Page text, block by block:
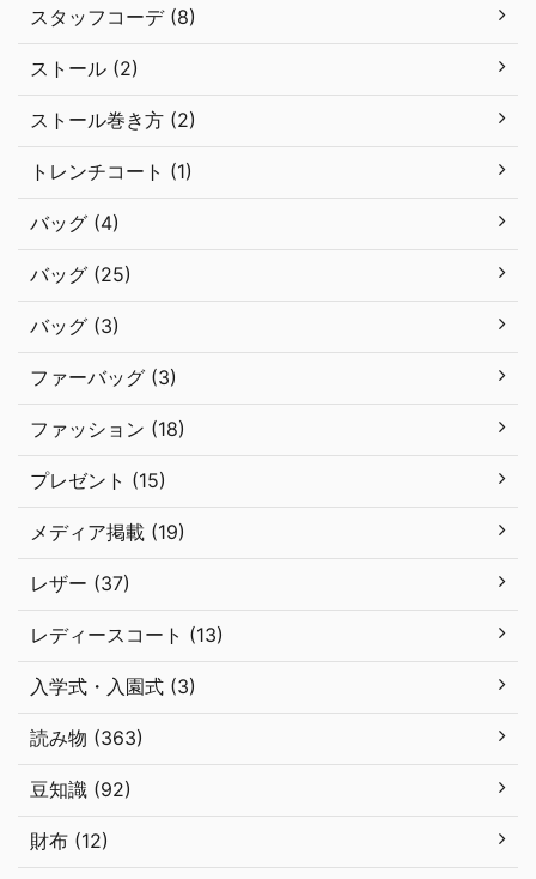
スタッフコーデ (8)
ストール (2)
ストール巻き方 (2)
トレンチコート (1)
バッグ (4)
バッグ (25)
バッグ (3)
ファーバッグ (3)
ファッション (18)
プレゼント (15)
メディア掲載 (19)
レザー (37)
レディースコート (13)
入学式・入園式 (3)
読み物 (363)
豆知識 (92)
財布 (12)